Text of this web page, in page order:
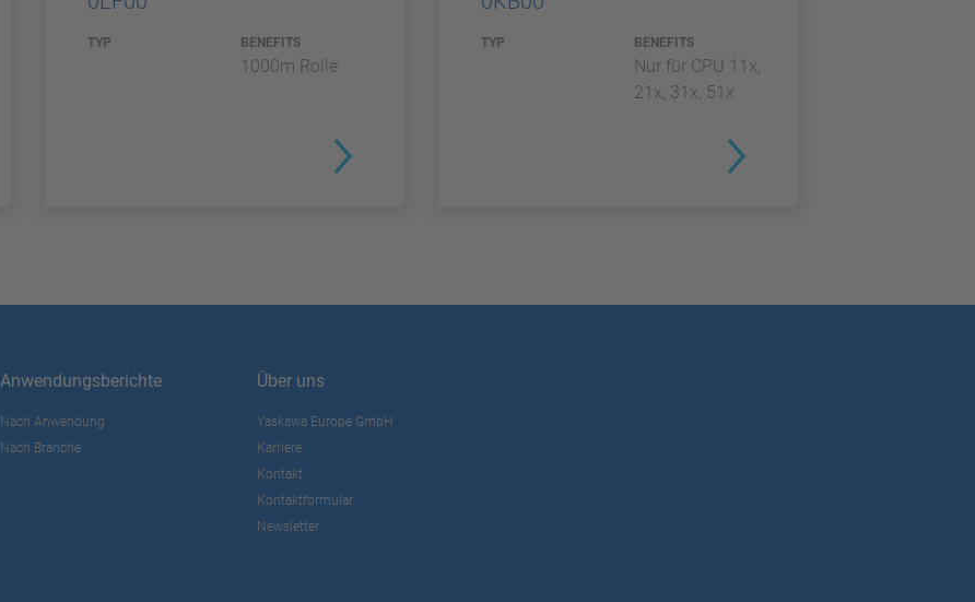
TYP BENEFITS
1000m Rolle
TYP BENEFITS
Nur für CPU 11x,
21x, 31x, 51x
Anwendungsberichte
Nach Anwendung
Nach Branche
Über uns
Yaskawa Europe GmbH
Karriere
Kontakt
Kontaktformular
Newsletter